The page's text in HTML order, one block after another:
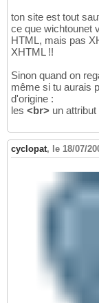
ton site est tout
ce que wichtounet
HTML, mais pas
XHTML !!
Sinon quand on
même si tu aurais
d'origine :
les <br> un
cyclopat, le 18/07/